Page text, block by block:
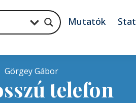
Mutatók Stat
Görgey Gábor
telefon